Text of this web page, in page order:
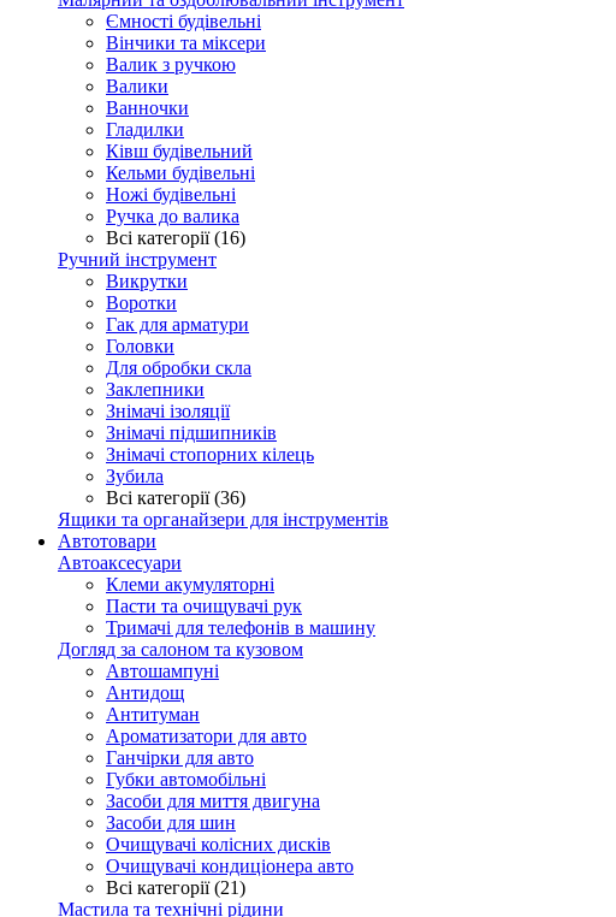
Ємності будівельні
Вінчики та міксери
Валик з ручкою
Валики
Ванночки
Гладилки
Ківш будівельний
Кельми будівельні
Ножі будівельні
Ручка до валика
Всі категорії (16)
Ручний інструмент
Викрутки
Воротки
Гак для арматури
Головки
Для обробки скла
Заклепники
Знімачі ізоляції
Знімачі підшипників
Знімачі стопорних кілець
Зубила
Всі категорії (36)
Ящики та органайзери для інструментів
Автотовари
Автоаксесуари
Клеми акумуляторні
Пасти та очищувачі рук
Тримачі для телефонів в машину
Догляд за салоном та кузовом
Автошампуні
Антидощ
Антитуман
Ароматизатори для авто
Ганчірки для авто
Губки автомобільні
Засоби для миття двигуна
Засоби для шин
Очищувачі колісних дисків
Очищувачі кондиціонера авто
Всі категорії (21)
Мастила та технічні рідини